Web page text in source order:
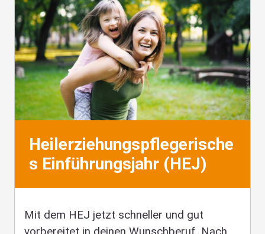
Heilerziehungspflegerische
s Einführungsjahr (HEJ)
Mit dem HEJ jetzt schneller und gut
vorbereitet in deinen Wunschberuf. Nach